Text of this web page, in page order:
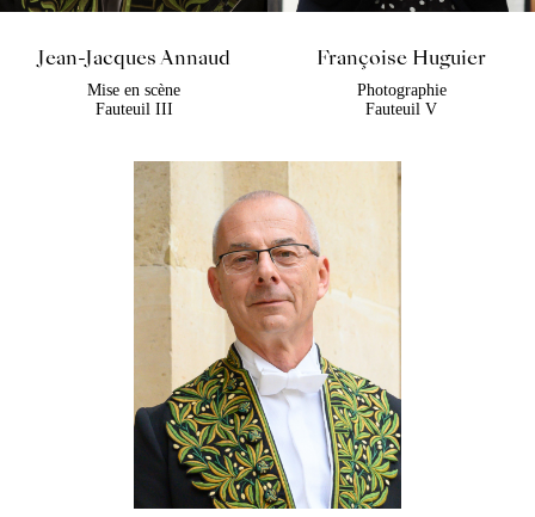
Jean-Jacques Annaud
Mise en scène
Fauteuil III
Françoise Huguier
Photographie
Fauteuil V